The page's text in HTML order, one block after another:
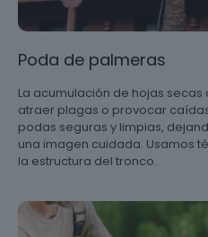
Poda de palmeras
La acumulación de hojas
atraer plagas o provocar
podas seguras y limpias,
una imagen cuidada. Usamos
la estructura del tronco.